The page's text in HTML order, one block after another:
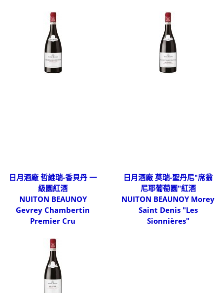
日月酒廠 哲維瑞-香貝丹 一
級園紅酒
NUITON BEAUNOY
Gevrey Chambertin
Premier Cru
日月酒廠 莫瑞-聖丹尼"席翁
尼耶葡萄園"紅酒
NUITON BEAUNOY Morey
Saint Denis "Les
Sionnières"